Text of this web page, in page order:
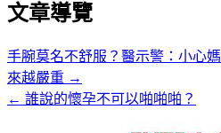
文章導覽
手腕莫名不舒服？醫示警：小心
來越嚴重 →
← 誰說的懷孕不可以啪啪啪？